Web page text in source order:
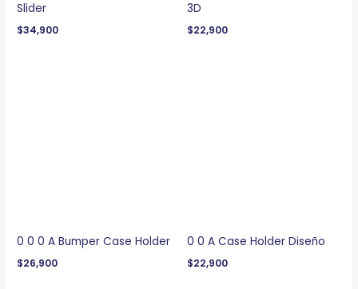
Slider
$34,900
3D
$22,900
0 0 0 A Bumper Case Holder
$26,900
0 0 A Case Holder Diseño
$22,900